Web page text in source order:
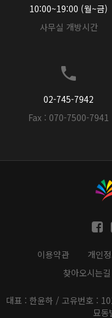
10:00~19:00 (월~금)
사무실 개방시간
02-745-7942
Fax : 070-7500-7941
이용약관 개인
찾아오시는길
대표 : 한윤하 / 고유번호 :
묘